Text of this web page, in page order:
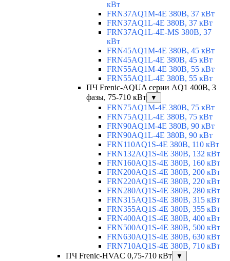
кВт
FRN37AQ1M-4E 380В, 37 кВт
FRN37AQ1L-4E 380В, 37 кВт
FRN37AQ1L-4E-MS 380В, 37
кВт
FRN45AQ1M-4E 380В, 45 кВт
FRN45AQ1L-4E 380В, 45 кВт
FRN55AQ1M-4E 380В, 55 кВт
FRN55AQ1L-4E 380В, 55 кВт
ПЧ Frenic-AQUA серии AQ1 400В, 3
фазы, 75-710 кВт
▼
FRN75AQ1M-4E 380В, 75 кВт
FRN75AQ1L-4E 380В, 75 кВт
FRN90AQ1M-4E 380В, 90 кВт
FRN90AQ1L-4E 380В, 90 кВт
FRN110AQ1S-4E 380В, 110 кВт
FRN132AQ1S-4E 380В, 132 кВт
FRN160AQ1S-4E 380В, 160 кВт
FRN200AQ1S-4E 380В, 200 кВт
FRN220AQ1S-4E 380В, 220 кВт
FRN280AQ1S-4E 380В, 280 кВт
FRN315AQ1S-4E 380В, 315 кВт
FRN355AQ1S-4E 380В, 355 кВт
FRN400AQ1S-4E 380В, 400 кВт
FRN500AQ1S-4E 380В, 500 кВт
FRN630AQ1S-4E 380В, 630 кВт
FRN710AQ1S-4E 380В, 710 кВт
ПЧ Frenic-HVAC 0,75-710 кВт
▼